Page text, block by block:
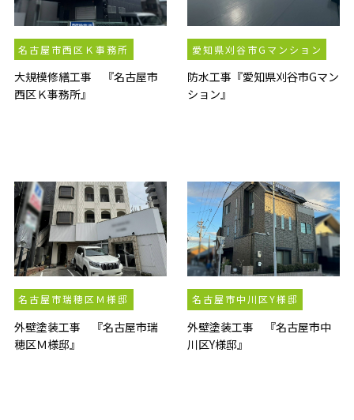
名古屋市西区Ｋ事務所
大規模修繕工事 『名古屋市
西区Ｋ事務所』
愛知県刈谷市Gマンション
防水工事『愛知県刈谷市Gマン
ション』
名古屋市瑞穂区Ｍ様邸
外壁塗装工事 『名古屋市瑞
穂区Ｍ様邸』
名古屋市中川区Y様邸
外壁塗装工事 『名古屋市中
川区Y様邸』